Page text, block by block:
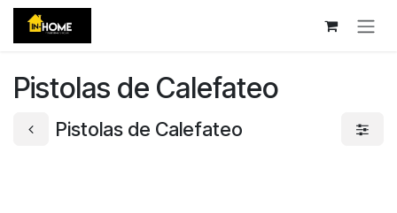
Ir al contenido
Pistolas de Calefateo
Pistolas de Calefateo